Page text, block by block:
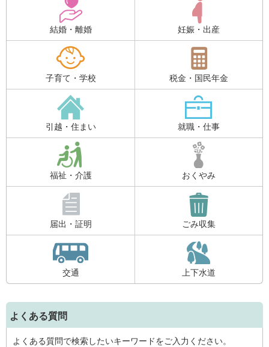
結婚・離婚 妊娠・出産
子育て・学校 税金・国民年金
引越・住まい 就職・仕事
福祉・介護 おくやみ
届出・証明 ごみ収集
交通 上下水道
よくある質問
よくある質問で検索したいキーワードをご入力ください。